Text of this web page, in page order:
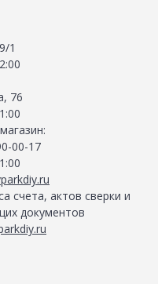
1
76
00-17
счета, актов сверки и
документов